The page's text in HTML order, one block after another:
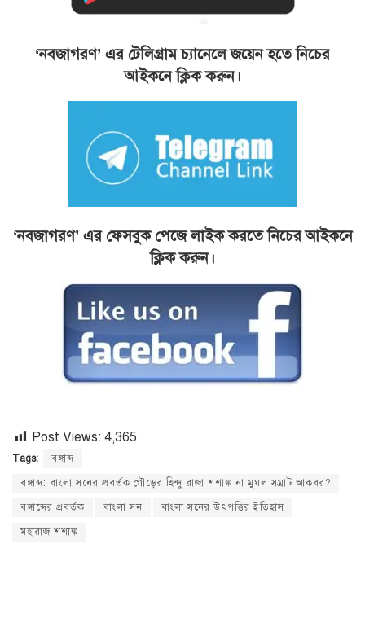
‘নবজাগরণ’ এর টেলিগ্রাম চ্যানেলে জয়েন হতে নিচের
আইকনে ক্লিক করুন।
‘নবজাগরণ’ এর ফেসবুক পেজে লাইক করতে নিচের আইকনে
ক্লিক করুন।
Post Views: 4,365
Tags: বঙ্গাব্দ
বঙ্গাব্দ: বাংলা সনের প্রবর্তক গৌড়ের হিন্দু রাজা শশাঙ্ক না মুঘল সম্রাট আকবর?
বঙ্গাব্দের প্রবর্তক বাংলা সন বাংলা সনের উৎপত্তির ইতিহাস
মহারাজ শশাঙ্ক